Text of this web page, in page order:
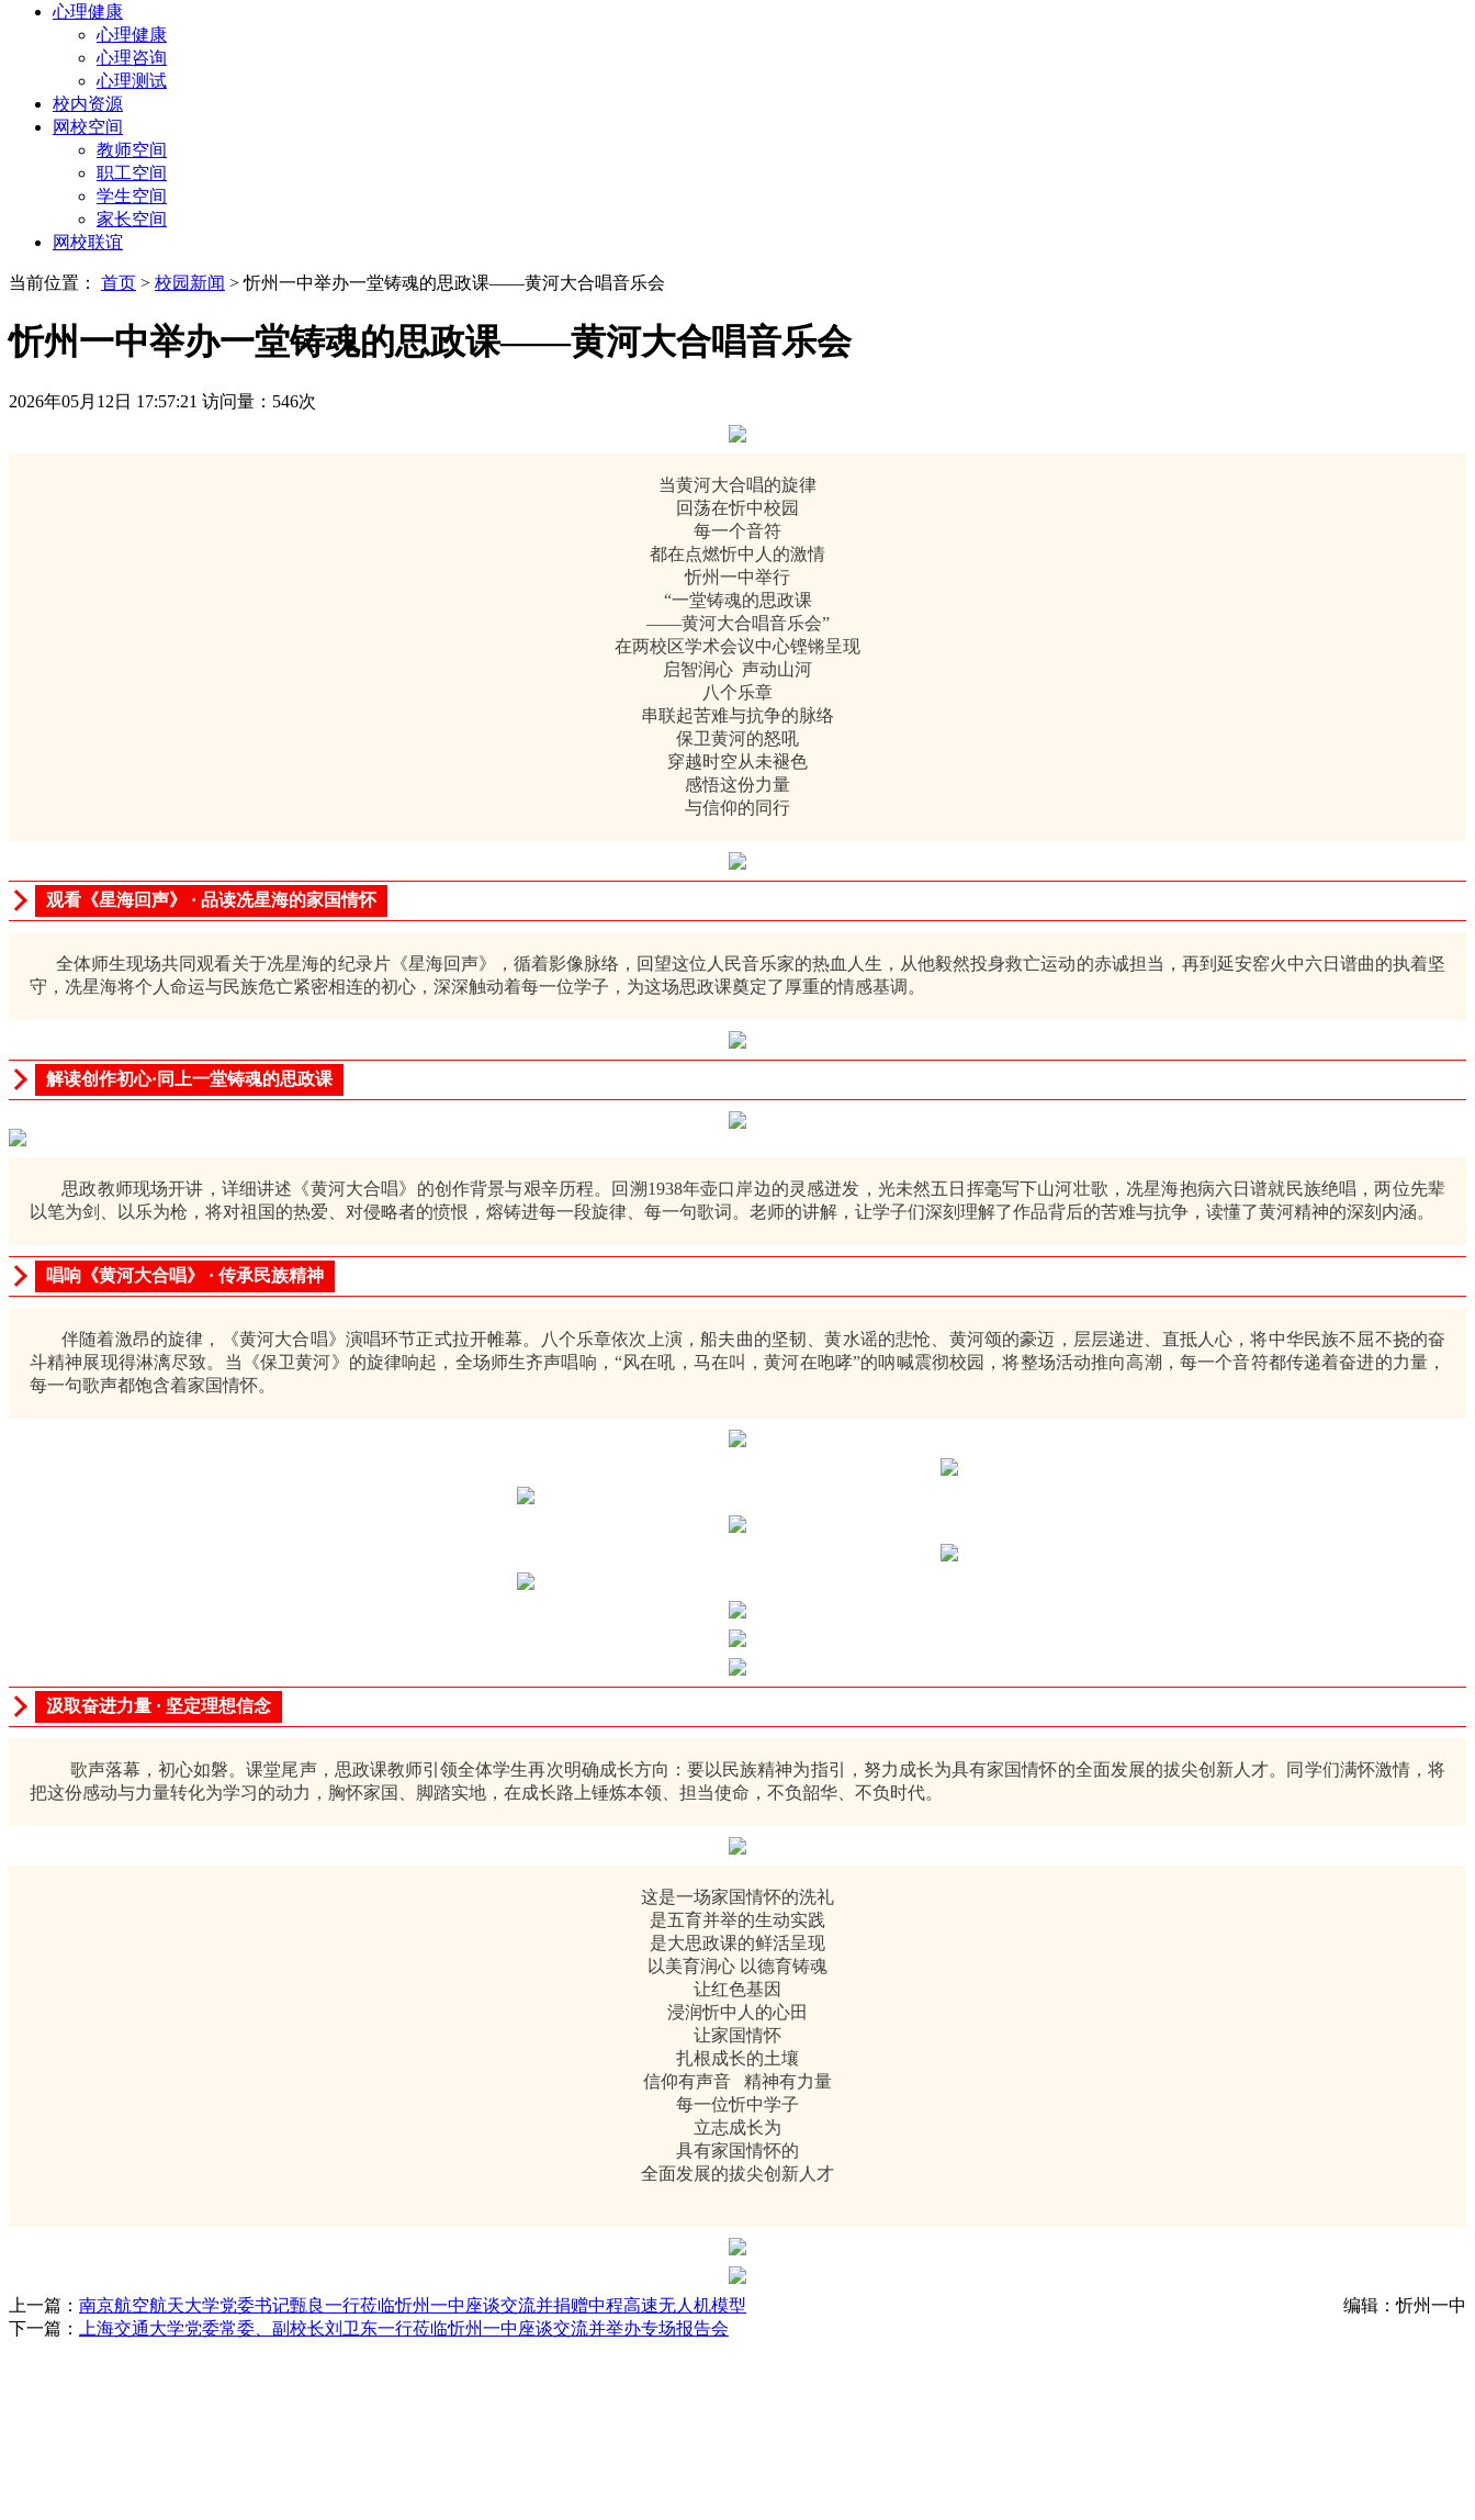
心理健康
心理健康
心理咨询
心理测试
校内资源
网校空间
教师空间
职工空间
学生空间
家长空间
网校联谊
当前位置： 首页 > 校园新闻 > 忻州一中举办一堂铸魂的思政课——黄河大合唱音乐会
忻州一中举办一堂铸魂的思政课——黄河大合唱音乐会
2026年05月12日 17:57:21 访问量： 546次
当黄河大合唱的旋律
回荡在忻中校园
每一个音符
都在点燃忻中人的激情
忻州一中举行
“一堂铸魂的思政课
——黄河大合唱音乐会”
在两校区学术会议中心铿锵呈现
启智润心 声动山河
八个乐章
串联起苦难与抗争的脉络
保卫黄河的怒吼
穿越时空从未褪色
感悟这份力量
与信仰的同行
观看《星海回声》 · 品读冼星海的家国情怀
全体师生现场共同观看关于冼星海的纪录片《星海回声》，循着影像脉络，回望这位人民音乐家的热血人生，从他毅然投身救亡运动的赤诚担当，再到延安窑火中六日谱曲的执着坚
守，冼星海将个人命运与民族危亡紧密相连的初心，深深触动着每一位学子，为这场思政课奠定了厚重的情感基调。
解读创作初心·同上一堂铸魂的思政课
思政教师现场开讲，详细讲述《黄河大合唱》的创作背景与艰辛历程。回溯1938年壶口岸边的灵感迸发，光未然五日挥毫写下山河壮歌，冼星海抱病六日谱就民族绝唱，两位先辈
以笔为剑、以乐为枪，将对祖国的热爱、对侵略者的愤恨，熔铸进每一段旋律、每一句歌词。老师的讲解，让学子们深刻理解了作品背后的苦难与抗争，读懂了黄河精神的深刻内涵。
唱响《黄河大合唱》 · 传承民族精神
伴随着激昂的旋律，《黄河大合唱》演唱环节正式拉开帷幕。八个乐章依次上演，船夫曲的坚韧、黄水谣的悲怆、黄河颂的豪迈，层层递进、直抵人心，将中华民族不屈不挠的奋
斗精神展现得淋漓尽致。当《保卫黄河》的旋律响起，全场师生齐声唱响，“风在吼，马在叫，黄河在咆哮”的呐喊震彻校园，将整场活动推向高潮，每一个音符都传递着奋进的力量，
每一句歌声都饱含着家国情怀。
汲取奋进力量 · 坚定理想信念
歌声落幕，初心如磐。课堂尾声，思政课教师引领全体学生再次明确成长方向：要以民族精神为指引，努力成长为具有家国情怀的全面发展的拔尖创新人才。同学们满怀激情，将
把这份感动与力量转化为学习的动力，胸怀家国、脚踏实地，在成长路上锤炼本领、担当使命，不负韶华、不负时代。
这是一场家国情怀的洗礼
是五育并举的生动实践
是大思政课的鲜活呈现
以美育润心 以德育铸魂
让红色基因
浸润忻中人的心田
让家国情怀
扎根成长的土壤
信仰有声音 精神有力量
每一位忻中学子
立志成长为
具有家国情怀的
全面发展的拔尖创新人才
编辑：忻州一中
上一篇： 南京航空航天大学党委书记甄良一行莅临忻州一中座谈交流并捐赠中程高速无人机模型
下一篇：
上海交通大学党委常委、副校长刘卫东一行莅临忻州一中座谈交流并举办专场报告会